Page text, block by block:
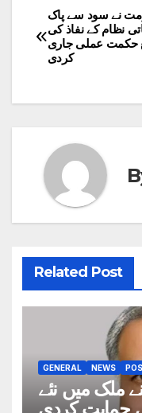
Post
نے سود سے پاک
نظام کے نفاذ کی
حکمت عملی جاری
کردی
Related Post
GENERAL NEWS
ملک میں نئے
حمایت کردی